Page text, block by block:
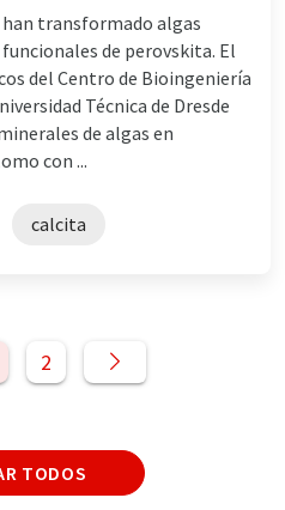
transformado algas
de perovskita. El
del Centro de Bioingeniería
Técnica de Dresde
de algas en
con ...
calcita
2
TODOS